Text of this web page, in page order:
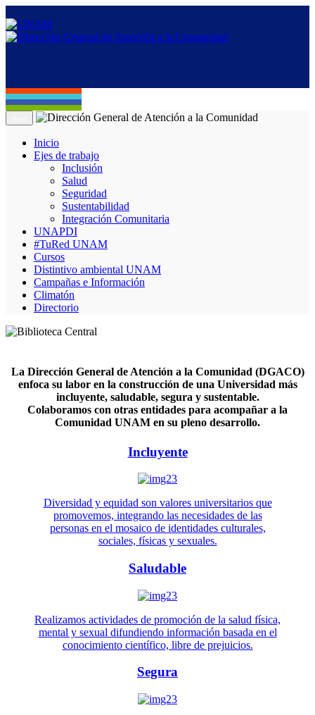
Inicio
Ejes de trabajo
Inclusión
Salud
Seguridad
Sustentabilidad
Integración Comunitaria
UNAPDI
#TuRed UNAM
Cursos
Distintivo ambiental UNAM
Campañas e Información
Climatón
Directorio
La Dirección General de Atención a la Comunidad (DGACO)
enfoca su labor en la construcción de una Universidad más
incluyente, saludable, segura y sustentable.
Colaboramos con otras entidades para acompañar a la
Comunidad UNAM en su pleno desarrollo.
Incluyente
Diversidad y equidad son valores universitarios que
promovemos, integrando las necesidades de las
personas en el mosaico de identidades culturales,
sociales, físicas y sexuales.
Saludable
Realizamos actividades de promoción de la salud física,
mental y sexual difundiendo información basada en el
conocimiento científico, libre de prejuicios.
Segura